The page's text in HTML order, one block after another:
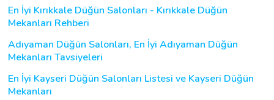
En İyi Kırıkkale Düğün Salonları - Kırıkkale Düğün
Mekanları Rehberi
Adıyaman Düğün Salonları, En İyi Adıyaman Düğün
Mekanları Tavsiyeleri
En İyi Kayseri Düğün Salonları Listesi ve Kayseri Düğün
Mekanları